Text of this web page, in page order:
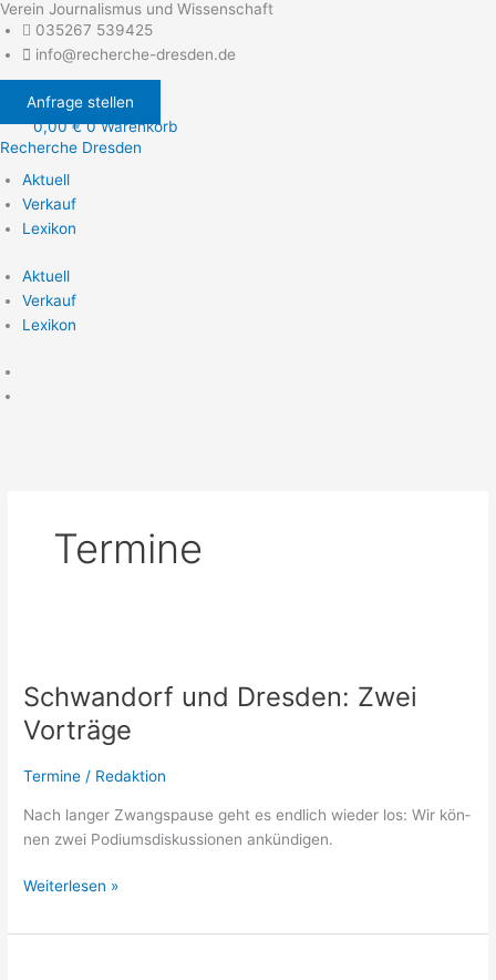
Zum
Inhalt
springen
Verein Journalismus und Wissenschaft
035267 539425
info@recherche-dresden.de
Anfrage stellen
0,00€ 0 Warenkorb
Recherche Dresden
Aktuell
Verkauf
Lexikon
Aktuell
Verkauf
Lexikon
Termine
Schwandorf und Dresden: Zwei
Vorträge
Termine / Redaktion
Nach lan­ger Zwangs­pau­se geht es end­lich wie­der los: Wir kön­
nen zwei Podi­ums­dis­kus­sio­nen ankündigen.
Dresden:
Zwei
Vorträge
Weiterlesen »